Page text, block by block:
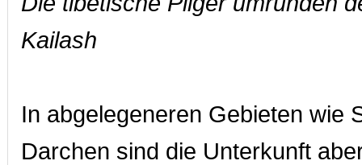
Kailash
In abgelegeneren Gebieten wie
Darchen sind die Unterkunft